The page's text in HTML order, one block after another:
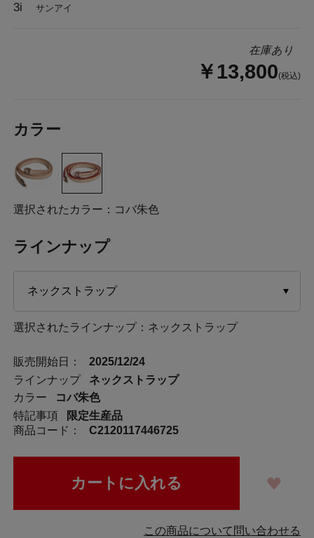
3i サンアイ
在庫あり
￥13,800(税込)
カラー
選択されたカラー：コバ朱色
ラインナップ
選択されたラインナップ：ネックストラップ
販売開始日：
2025/12/24
ラインナップ
ネックストラップ
カラー
コバ朱色
特記事項
限定生産品
商品コード：
C2120117446725
この商品について問い合わせる